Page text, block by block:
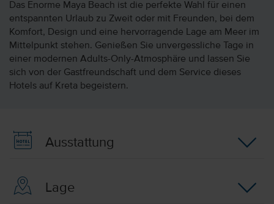
Das Enorme Maya Beach ist die perfekte Wahl für einen
entspannten Urlaub zu Zweit oder mit Freunden, bei dem
Komfort, Design und eine hervorragende Lage am Meer im
Mittelpunkt stehen. Genießen Sie unvergessliche Tage in
einer modernen Adults-Only-Atmosphäre und lassen Sie
sich von der Gastfreundschaft und dem Service dieses
Hotels auf Kreta begeistern.
Ausstattung
Lage